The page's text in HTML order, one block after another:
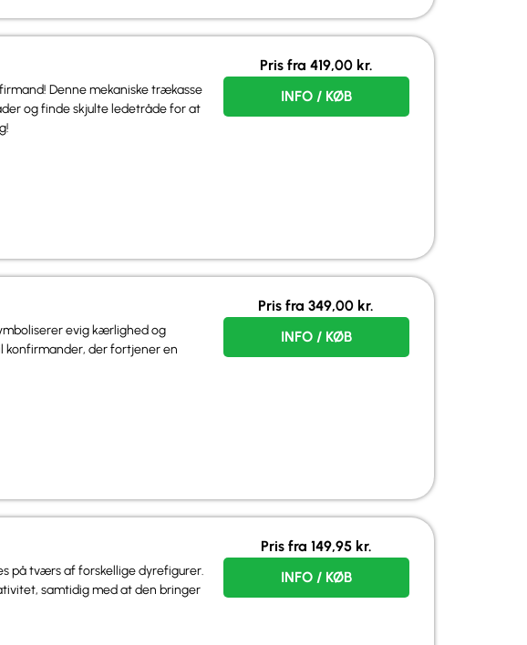
Denne mekaniske trækasse
og finde skjulte ledetråde for at
Pris fra 419,00 kr.
INFO / KØB
evig kærlighed og
konfirmander, der fortjener en
Pris fra349,00 kr.
INFO / KØB
på tværs af forskellige dyrefigurer.
samtidig med at den bringer
Pris fra 149,95 kr.
INFO / KØB